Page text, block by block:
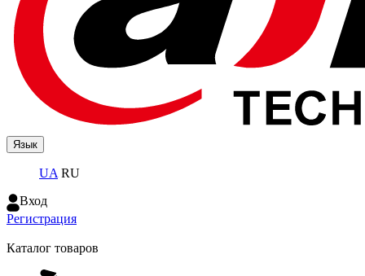
Язык
UA RU
Вход
Регистрация
Каталог товаров